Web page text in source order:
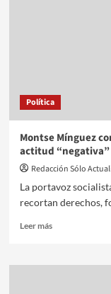
Política
Montse Mínguez
actitud “negativa”
Redacción Sólo
La portavoz
recortan derechos,
Leer más